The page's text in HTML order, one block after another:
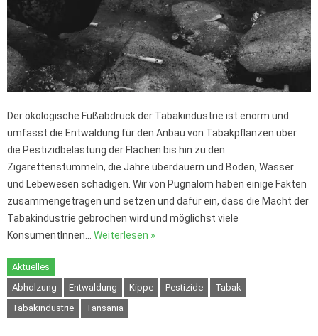
Der ökologische Fußabdruck der Tabakindustrie ist enorm und
umfasst die Entwaldung für den Anbau von Tabakpflanzen über
die Pestizidbelastung der Flächen bis hin zu den
Zigarettenstummeln, die Jahre überdauern und Böden, Wasser
und Lebewesen schädigen. Wir von Pugnalom haben einige Fakten
zusammengetragen und setzen und dafür ein, dass die Macht der
Tabakindustrie gebrochen wird und möglichst viele
KonsumentInnen… Weiterlesen »
Aktuelles
Abholzung
Entwaldung Kippe Pestizide
Tabak
Tabakindustrie
Tansania